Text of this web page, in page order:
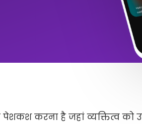
करना है जहां व्यक्तित्व को